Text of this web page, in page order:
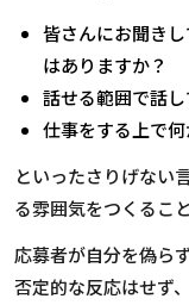
皆さんにお聞き
はありますか？
話せる範囲で話
仕事をする上で
といったさりげない
る雰囲気をつくるこ
応募者が自分を偽ら
否定的な反応はせず